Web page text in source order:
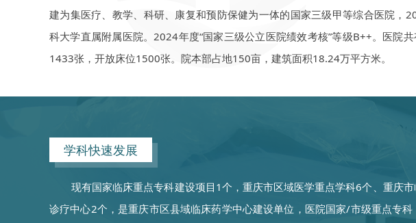
建为集医疗、教学、科研、康复和预防保健为一体的国家三级甲等综合医院，
科大学直属附属医院。2024年度“国家三级公立医院绩效考核”等级B++。医院
1433张，开放床位1500张。院本部占地150亩，建筑面积18.24万平方米。
学科快速发展
现有国家临床重点专科建设项目1个，重庆市区域医学重点学科6个、重庆
诊疗中心2个，是重庆市区县域临床药学中心建设单位，医院国家/市级重点专